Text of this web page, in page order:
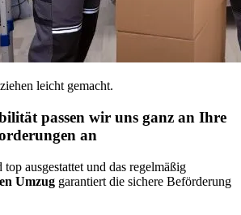
leicht gemacht.
passen wir uns ganz an Ihre
an
ausgestattet und das regelmäßig
Umzug garantiert die sichere Beförderung